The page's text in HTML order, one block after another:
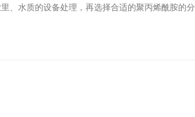
、水质的设备处理，再选择合适的聚丙烯酰胺的分